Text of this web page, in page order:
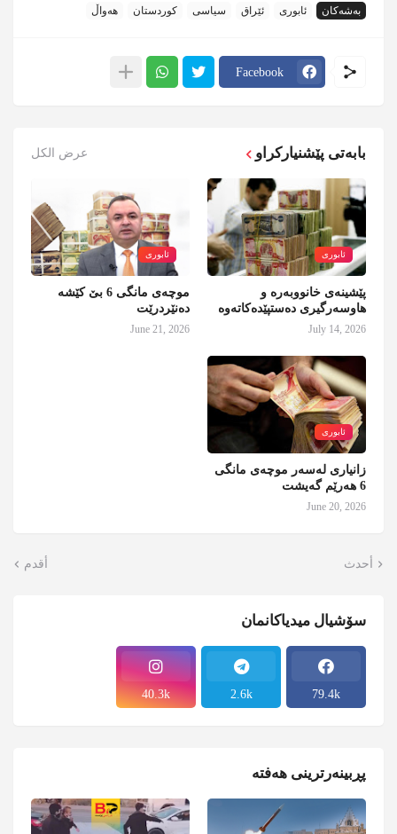
بەشەکان ئابوری ئێراق سیاسی کوردستان هەواڵ
Facebook
بابەتی پێشنیارکراو عرض الكل
ئابوری
پێشینەی خانووبەرە و
هاوسەرگیری دەستپێدەکاتەوە
July 14, 2026
ئابوری
موچەی مانگی 6 بێ کێشە
دەنێردرێت
June 21, 2026
ئابوری
زانیاری لەسەر موچەی مانگی
6 هەرێم گەیشت
June 20, 2026
أحدث أقدم
سۆشیال میدیاکانمان
79.4k
2.6k
40.3k
پڕبینەرترینی هەفتە